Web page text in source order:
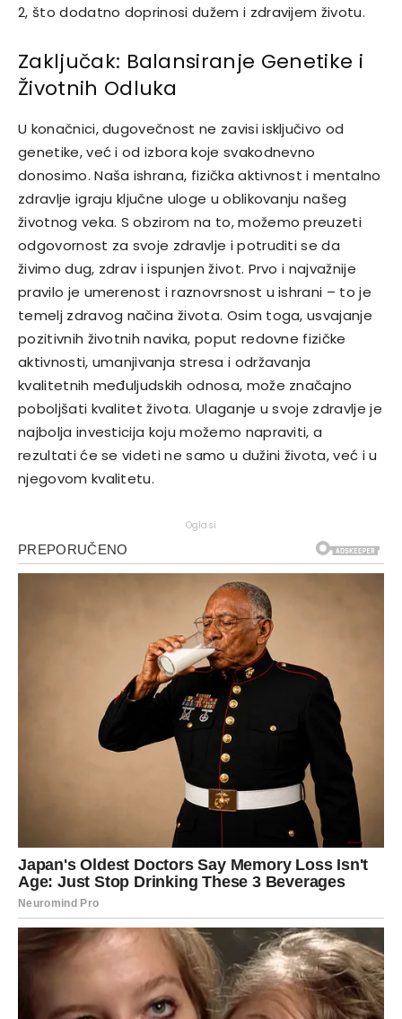
2, što dodatno doprinosi dužem i zdravijem životu.
Zaključak: Balansiranje Genetike i
Životnih Odluka
U konačnici, dugovečnost ne zavisi isključivo od
genetike, već i od izbora koje svakodnevno
donosimo. Naša ishrana, fizička aktivnost i mentalno
zdravlje igraju ključne uloge u oblikovanju našeg
životnog veka. S obzirom na to, možemo preuzeti
odgovornost za svoje zdravlje i potruditi se da
živimo dug, zdrav i ispunjen život. Prvo i najvažnije
pravilo je umerenost i raznovrsnost u ishrani – to je
temelj zdravog načina života. Osim toga, usvajanje
pozitivnih životnih navika, poput redovne fizičke
aktivnosti, umanjivanja stresa i održavanja
kvalitetnih međuljudskih odnosa, može značajno
poboljšati kvalitet života. Ulaganje u svoje zdravlje je
najbolja investicija koju možemo napraviti, a
rezultati će se videti ne samo u dužini života, već i u
njegovom kvalitetu.
Oglasi